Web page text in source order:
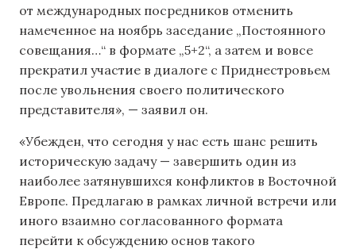
от международных посредников отменить
намеченное на ноябрь заседание „Постоянного
совещания…“ в формате „5+2“, а затем и вовсе
прекратил участие в диалоге с Приднестровьем
после увольнения своего политического
представителя», — заявил он.
«Убежден, что сегодня у нас есть шанс решить
историческую задачу — завершить один из
наиболее затянувшихся конфликтов в Восточной
Европе. Предлагаю в рамках личной встречи или
иного взаимно согласованного формата
перейти к обсуждению основ такого